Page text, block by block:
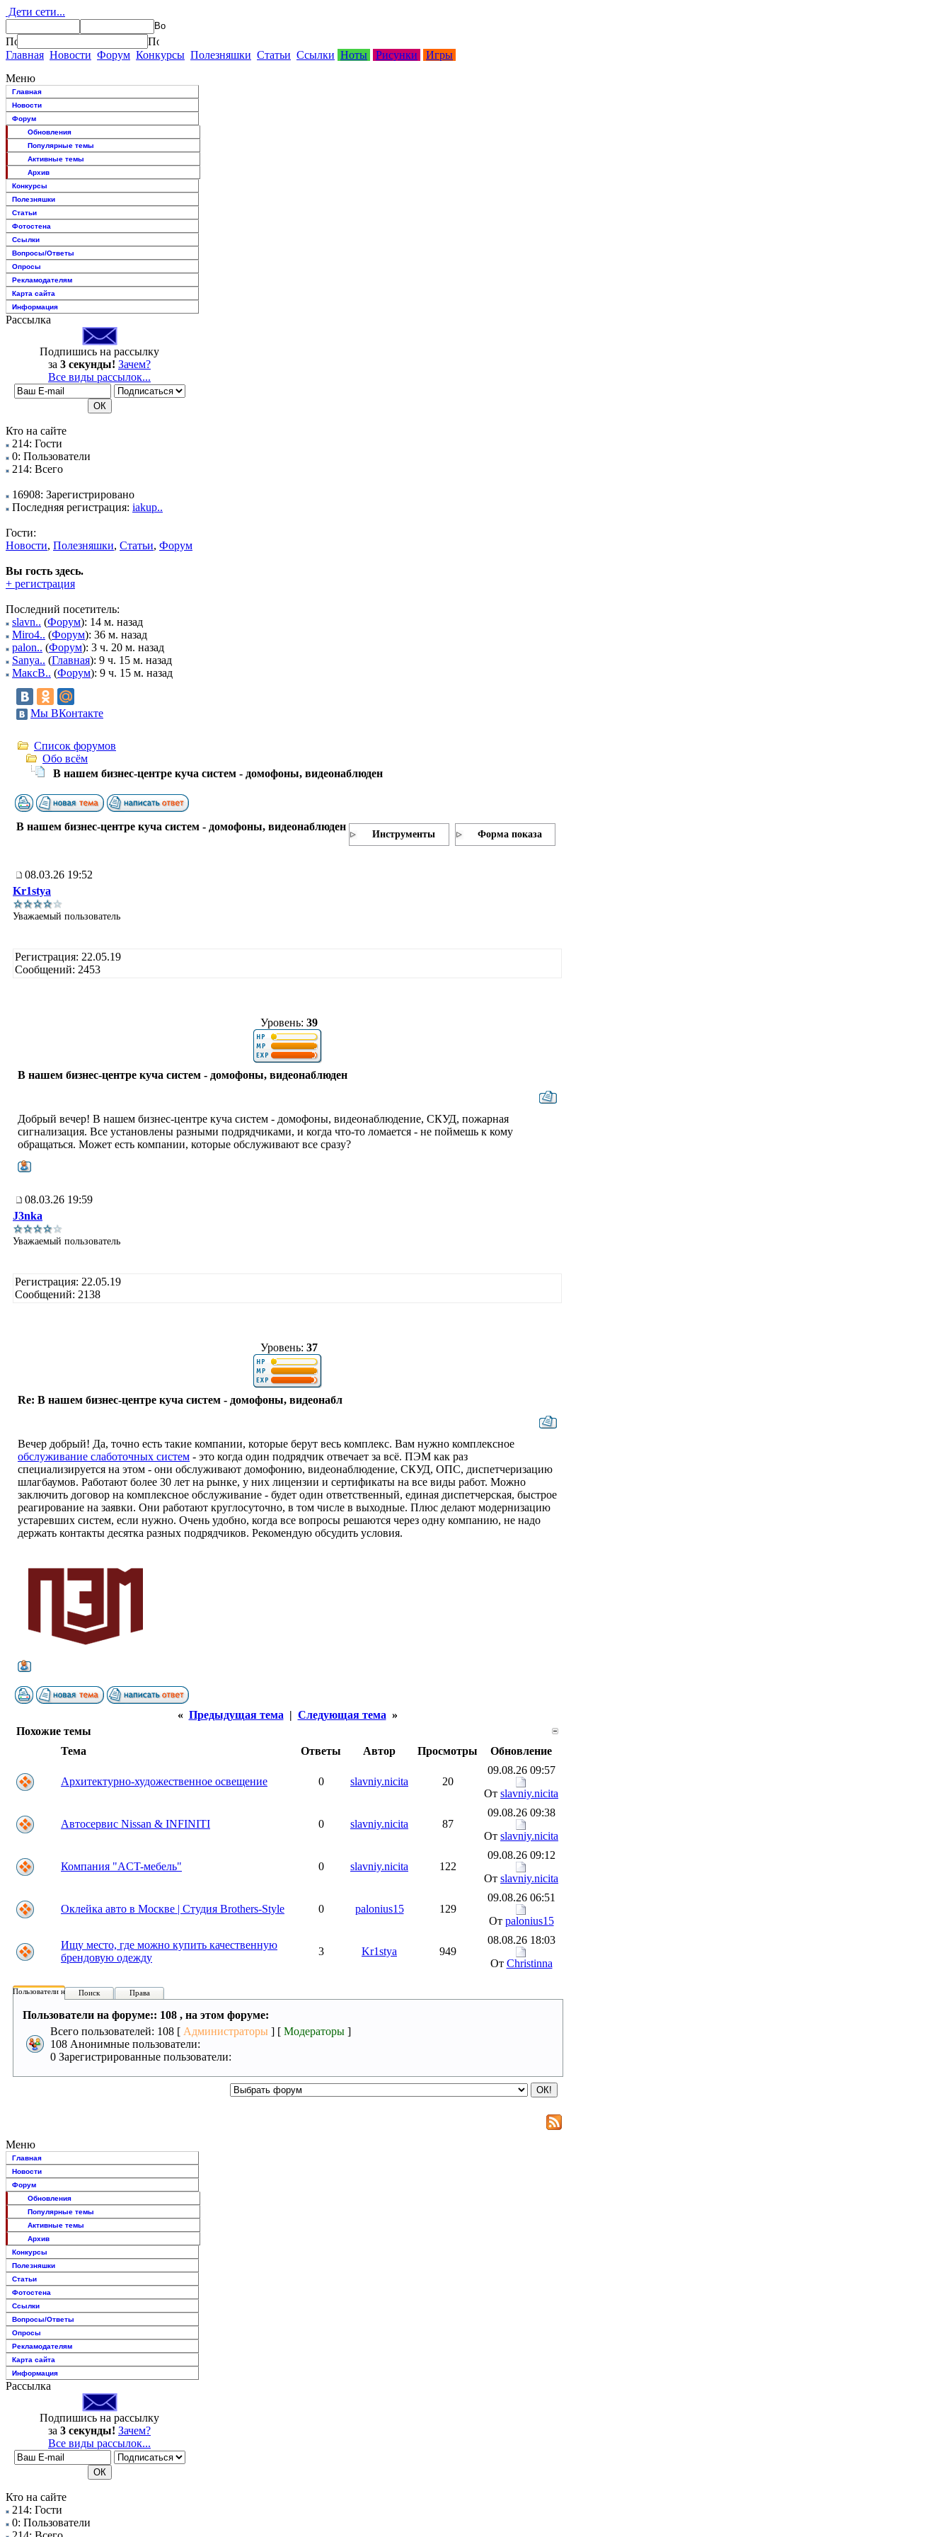
Дети сети...
Главная Новости Форум Конкурсы Полезняшки Статьи Ссылки Ноты Рисунки
Игры
Меню
Главная
Новости
Форум
Обновления
Популярные темы
Активные темы
Архив
Конкурсы
Полезняшки
Статьи
Фотостена
Ссылки
Вопросы/Ответы
Опросы
Рекламодателям
Карта сайта
Информация
Рассылка
Подпишись на рассылку
за 3 секунды! Зачем?
Все виды рассылок...
Кто на сайте
214: Гости
0: Пользователи
214: Всего
16908: Зарегистрировано
Последняя регистрация: iakup..
Гости:
Новости, Полезняшки, Статьи, Форум
Вы гость здесь.
+ регистрация
Последний посетитель:
slavn.. (Форум): 14 м. назад
Miro4.. (Форум): 36 м. назад
palon.. (Форум): 3 ч. 20 м. назад
Sanya.. (Главная): 9 ч. 15 м. назад
МаксВ.. (Форум): 9 ч. 15 м. назад
Мы ВКонтакте
Список форумов
Обо всём
В нашем бизнес-центре куча систем - домофоны, видеонаблюден
В нашем бизнес-центре куча систем - домофоны, видеонаблюден
Инструменты Форма показа
08.03.26 19:52
Kr1stya
Уважаемый пользователь
Регистрация: 22.05.19
Сообщений: 2453
Уровень: 39
В нашем бизнес-центре куча систем - домофоны, видеонаблюден
Добрый вечер! В нашем бизнес-центре куча систем - домофоны, видеонаблюдение, СКУД, пожарная
сигнализация. Все установлены разными подрядчиками, и когда что-то ломается - не поймешь к кому
обращаться. Может есть компании, которые обслуживают все сразу?
08.03.26 19:59
J3nka
Уважаемый пользователь
Регистрация: 22.05.19
Сообщений: 2138
Уровень: 37
Re: В нашем бизнес-центре куча систем - домофоны, видеонабл
Вечер добрый! Да, точно есть такие компании, которые берут весь комплекс. Вам нужно комплексное
обслуживание слаботочных систем - это когда один подрядчик отвечает за всё. ПЭМ как раз
специализируется на этом - они обслуживают домофонию, видеонаблюдение, СКУД, ОПС, диспетчеризацию
шлагбаумов. Работают более 30 лет на рынке, у них лицензии и сертификаты на все виды работ. Можно
заключить договор на комплексное обслуживание - будет один ответственный, единая диспетчерская, быстрое
реагирование на заявки. Они работают круглосуточно, в том числе в выходные. Плюс делают модернизацию
устаревших систем, если нужно. Очень удобно, когда все вопросы решаются через одну компанию, не надо
держать контакты десятка разных подрядчиков. Рекомендую обсудить условия.
« Предыдущая тема | Следующая тема »
Похожие темы
Тема
Ответы Автор Просмотры Обновление
Архитектурно-художественное освещение 0 slavniy.nicita 20
09.08.26 09:57
От slavniy.nicita
Автосервис Nissan & INFINITI 0 slavniy.nicita 87
09.08.26 09:38
От slavniy.nicita
Компaния "AСT-мeбeль" 0 slavniy.nicita 122
09.08.26 09:12
От slavniy.nicita
Оклейка авто в Москве | Студия Brothers-Style 0 palonius15 129
09.08.26 06:51
От palonius15
Ищу место, где можно купить качественную
брендовую одежду
3 Kr1stya 949
08.08.26 18:03
От Christinna
Пользователи на форуме:
Поиск Права
Пользователи на форуме:: 108 , на этом форуме:
Всего пользователей: 108 [ Администраторы ] [ Модераторы ]
108 Анонимные пользователи:
0 Зарегистрированные пользователи:
Меню
Главная
Новости
Форум
Обновления
Популярные темы
Активные темы
Архив
Конкурсы
Полезняшки
Статьи
Фотостена
Ссылки
Вопросы/Ответы
Опросы
Рекламодателям
Карта сайта
Информация
Рассылка
Подпишись на рассылку
за 3 секунды! Зачем?
Все виды рассылок...
Кто на сайте
214: Гости
0: Пользователи